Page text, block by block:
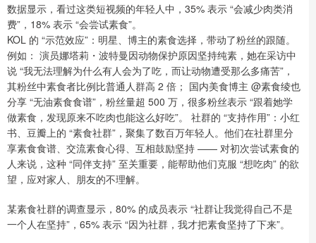
数据显示，看过这类短视频的年轻人中，35% 表示 “会减少肉类消
费”，18% 表示 “会尝试素食”。
KOL 的 “示范效应”：明星、博主的素食选择，带动了粉丝的跟随。
例如： 演员娜塔莉・波特曼因动物保护原因坚持纯素，她在采访中
说 “我无法理解为什么有人会为了吃，而让动物遭受那么多痛苦”，
其粉丝中素食者比例比普通人群高 2 倍； 国内美食博主 @素食绫也
分享 “无油素食食谱”，粉丝量超 500 万，很多粉丝表示 “跟着她学
做素食，发现原来不吃肉也能这么好吃”。 社群的 “支持作用”：小红
书、豆瓣上的 “素食社群”，聚集了数百万年轻人。他们在社群里分
享素食食谱、交流素食心得、互相鼓励坚持 —— 对初次尝试素食的
人来说，这种 “同伴支持” 至关重要，能帮助他们克服 “想吃肉” 的欲
望，应对家人、朋友的不理解。
某素食社群的调查显示，80% 的成员表示 “社群让我觉得自己不是
一个人在坚持”，65% 表示 “因为社群，我才把素食坚持了下来”。